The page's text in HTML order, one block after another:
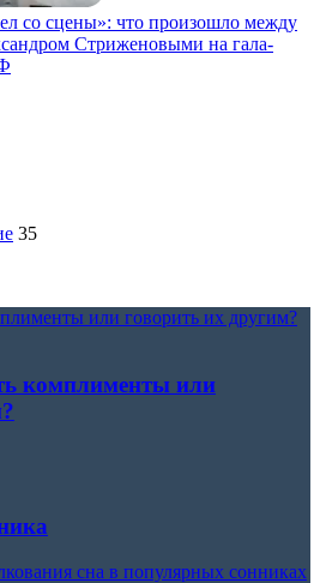
со сцены»: что произошло между
Стриженовыми на гала-
35
или говорить их другим?
комплименты или
сна в популярных сонниках